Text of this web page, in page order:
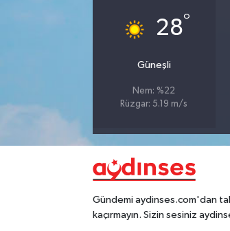
28°
Güneşli
Nem: %22
Rüzgar: 5.19 m/s
Gündemi aydinses.com'dan
kaçırmayın. Sizin sesiniz